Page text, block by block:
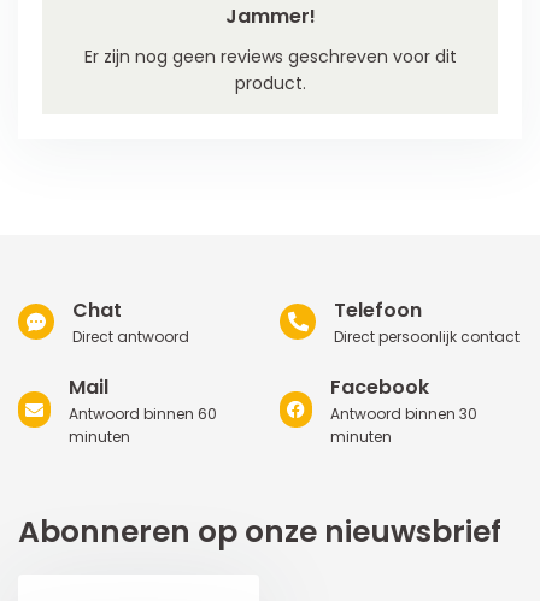
Jammer!
Er zijn nog geen reviews geschreven voor dit
product.
Chat
Direct antwoord
Telefoon
Direct persoonlijk contact
Mail
Antwoord binnen 60
minuten
Facebook
Antwoord binnen 30
minuten
Abonneren op onze nieuwsbrief